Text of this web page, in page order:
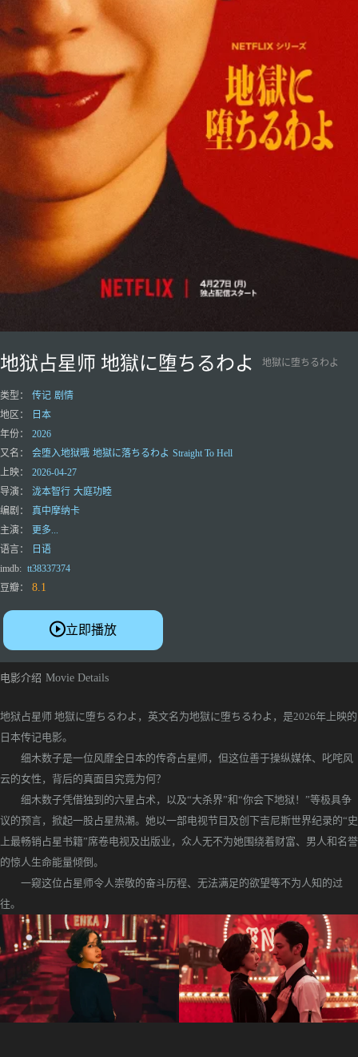
地狱占星师 地獄に堕ちるわよ 地獄に堕ちるわよ
类型： 传记 剧情
地区：
日本
年份：
2026
又名：
会堕入地狱哦 地獄に落ちるわよ Straight To Hell
上映：
2026-04-27
导演：
泷本智行 大庭功睦
编剧：
真中摩纳卡
主演：
更多...
语言：
日语
imdb: tt38337374
豆瓣：
8.1
立即播放
电影介绍 Movie Details
地狱占星师 地獄に堕ちるわよ，英文名为地獄に堕ちるわよ，是2026年上映的
日本传记电影。
细木数子是一位风靡全日本的传奇占星师，但这位善于操纵媒体、叱咤风
云的女性，背后的真面目究竟为何？
细木数子凭借独到的六星占术，以及“大杀界”和“你会下地狱！”等极具争
议的预言，掀起一股占星热潮。她以一部电视节目及创下吉尼斯世界纪录的“史
上最畅销占星书籍”席卷电视及出版业，众人无不为她围绕着财富、男人和名誉
的惊人生命能量倾倒。
一窥这位占星师令人崇敬的奋斗历程、无法满足的欲望等不为人知的过
往。